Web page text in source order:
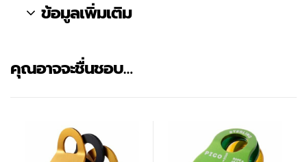
ข้อมูลเพิ่มเติม
คุณอาจจะชื่นชอบ…